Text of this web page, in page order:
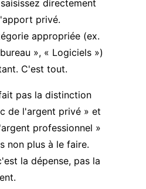
directement
privé.
appropriée (ex.
», « Logiciels »)
C'est tout.
pas la distinction
de l'argent privé » et
professionnel »
non plus à le faire.
la dépense, pas la